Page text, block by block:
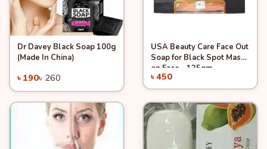
Quick ViewAdd to Cart
Dr Davey Black Soap 100g
(Made In China)
৳ 190৳ 260
Quick ViewAdd to Cart
USA Beauty Care Face Out
Soap for Black Spot Mask
on Face - 125gm
৳ 450